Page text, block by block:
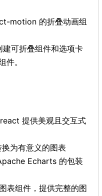
motion 的折叠动画组
建可折叠组件和选项卡
件。
提供美观且交互式
为有意义的图表
Echarts 的包装
表组件，提供完整的图